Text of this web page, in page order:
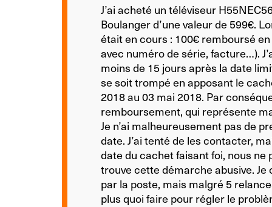
J’ai acheté un téléviseur
Boulanger d’une valeur de 599€.
était en cours : 100€ remboursé
avec numéro de série, facture…).
moins de 15 jours après la date
se soit trompé en apposant le
2018 au 03 mai 2018. Par
remboursement, qui représente
Je n’ai malheureusement pas de
date. J’ai tenté de les contacter,
date du cachet faisant foi, nous
trouve cette démarche abusive.
par la poste, mais malgré 5
plus quoi faire pour régler le